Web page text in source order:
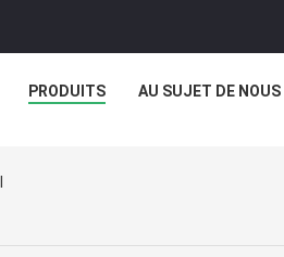
PRODUITS AU SUJET DE NOUS